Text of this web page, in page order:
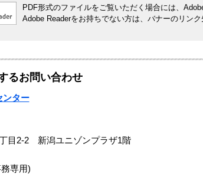
PDF形式のファイルをご覧いただく場合には、
Adobe Readerをお持ちでない方は、バナーのリン
るお問い合わせ
ター
目2-2 新潟ユニゾンプラザ1階
専用)